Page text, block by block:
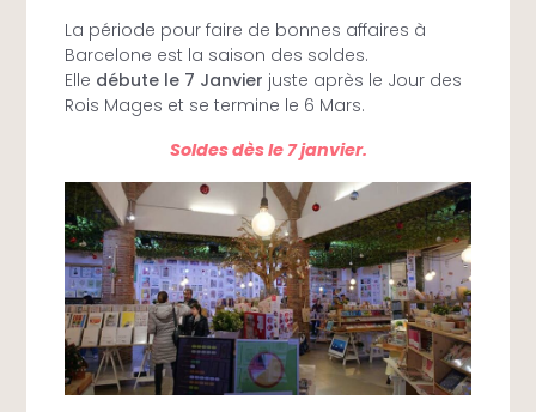
La période pour faire de bonnes affaires à
Barcelone est la saison des soldes.
Elle débute le 7 Janvier juste après le Jour des
Rois Mages et se termine le 6 Mars.
Soldes dès le 7 janvier.